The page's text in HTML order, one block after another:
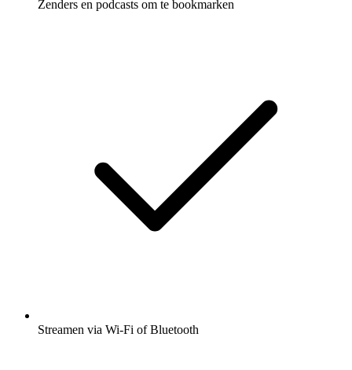
Zenders en podcasts om te bookmarken
Streamen via Wi-Fi of Bluetooth